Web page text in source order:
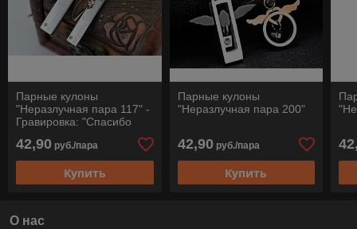
Парные кулоны
"Неразлучная пара 117" -
Гравировка: "Спасибо
42,90 руб./пара
Купить
Парные кулоны
"Неразлучная пара 200"
42,90 руб./пара
Купить
О нас